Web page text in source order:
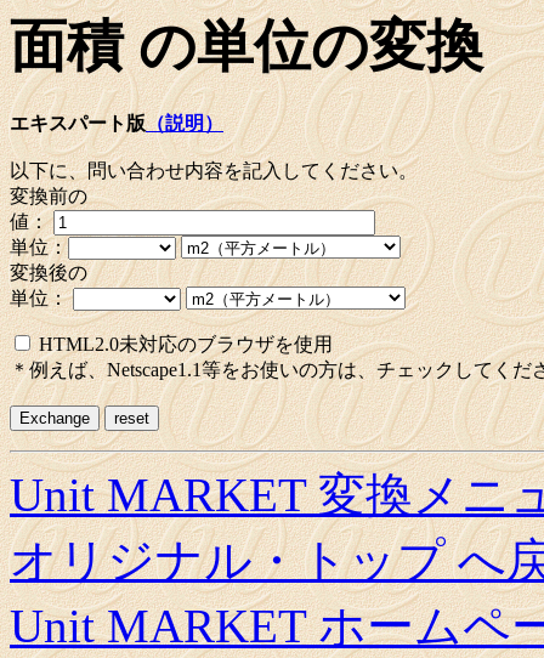
面積 の単位の変換
エキスパート版（説明）
以下に、問い合わせ内容を記入してください。
変換前の
値：
単位：
変換後の
単位：
HTML2.0未対応のブラウザを使用
＊例えば、Netscape1.1等をお使いの方は、チェックしてくだ
Unit MARKET 変換メニ
オリジナル・トップ へ
Unit MARKET ホームペ